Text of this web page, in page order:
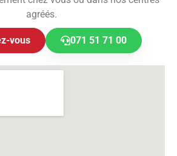
agréés.
vous 071 51 71 00